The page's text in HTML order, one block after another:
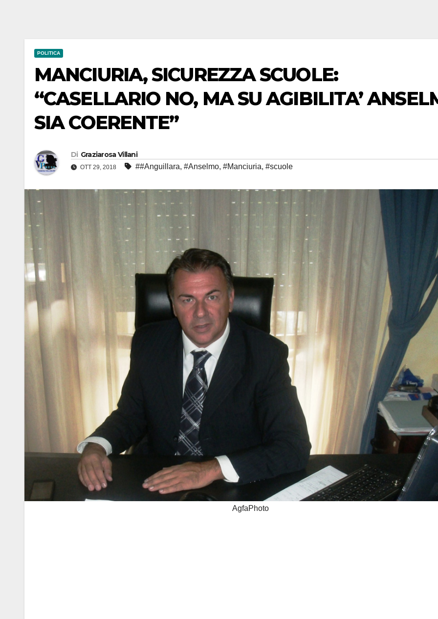
POLITICA
MANCIURIA, SICUREZZA SCUOLE:
“CASELLARIO NO, MA SU AGIBILITA’
SIA COERENTE”
Di Graziarosa Villani
OTT 29, 2018 ##Anguillara, #Anselmo, #Manciuria, #scuole
AgfaPhoto